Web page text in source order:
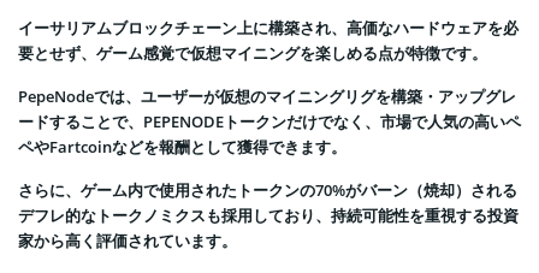
イーサリアムブロックチェーン上に構築され、高価なハードウェアを必
要とせず、ゲーム感覚で仮想マイニングを楽しめる点が特徴です。
PepeNodeでは、ユーザーが仮想のマイニングリグを構築・アップグレ
ードすることで、PEPENODEトークンだけでなく、市場で人気の高いペ
ペやFartcoinなどを報酬として獲得できます。
さらに、ゲーム内で使用されたトークンの70%がバーン（焼却）される
デフレ的なトークノミクスも採用しており、持続可能性を重視する投資
家から高く評価されています。